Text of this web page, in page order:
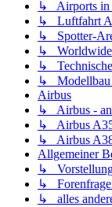
↳ Airports in
↳ Luftfahrt
↳ Spotter-
↳ Worldwide
↳
↳ Modellbau
Airbus
↳ Airbus -
↳ Airbus
↳ Airbus
Allgemeiner
↳
↳
↳ alles